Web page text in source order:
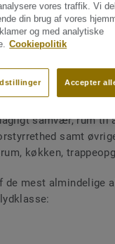
støjniveauer i
mod støj. Valg
og derved
er de
samvær, rum til
samt
køkken,
de mest almindelige
vores traffik. Vi
din brug af vores
og med analytiske
Cookiepolitik
Accepter